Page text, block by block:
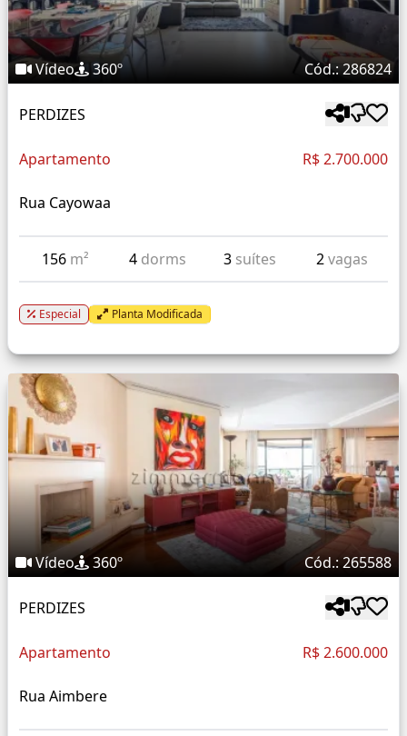
Vídeo 360º Cód.: 286824
PERDIZES
Apartamento R$ 2.700.000
Rua Cayowaa
156 m² 4 dorms 3 suítes 2vagas
Especial Planta Modificada
Vídeo 360º Cód.: 265588
PERDIZES
Apartamento R$ 2.600.000
Rua Aimbere